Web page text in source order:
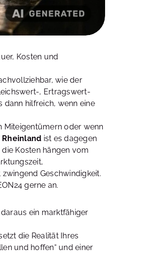
Kosten und
wie der
, Ertragswert-
hilfreich, wenn eine
Miteigentümern oder wenn
Rheinland ist es dagegen
Kosten hängen vom
zwingend Geschwindigkeit.
gerne an.
ein marktfähiger
die Realität Ihres
und hoffen“ und einer